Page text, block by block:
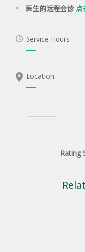
医生的远程会诊点
Service Hours
Location
Rating